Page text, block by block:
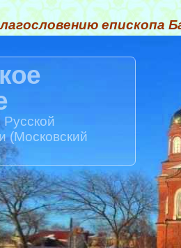
епископа
Русской
(Московский